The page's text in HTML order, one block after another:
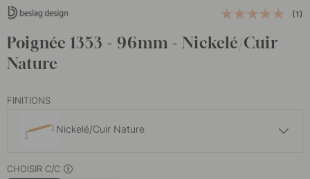
(1)
Poignée 1353 - 96mm - Nickelé/Cuir
Nature
FINITIONS
Nickelé/Cuir Nature
Laiton Non Traité/Cuir Marron
CHOISIR C/C